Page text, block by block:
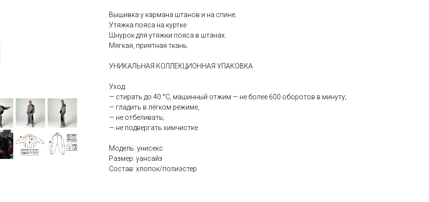
Вышивка у кармана штанов и на спине.
Утяжка пояса на куртке
Шнурок для утяжки пояса в штанах.
Мягкая, приятная ткань.
УНИКАЛЬНАЯ КОЛЛЕКЦИОННАЯ УПАКОВКА
Уход:
— стирать до 40 °С, машинный отжим — не более 600 оборотов в минуту;
— гладить в лёгком режиме,
— не отбеливать;
— не подвергать химчистке.
Модель: унисекс
Размер: уансайз
Состав: хлопок/полиэстер